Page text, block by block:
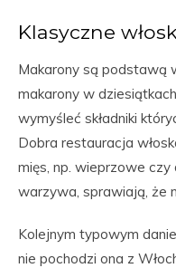
Klasyczne
Makarony są podstawą
makarony w
wymyśleć składniki
Dobra restauracja
mięs, np. wieprzowe
warzywa, sprawiają, że
Kolejnym typowym
nie pochodzi ona z